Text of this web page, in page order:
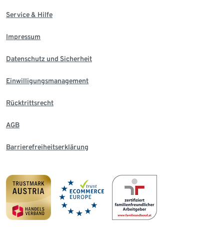
Service & Hilfe
Impressum
Datenschutz und Sicherheit
Einwilligungsmanagement
Rücktrittsrecht
AGB
Barrierefreiheitserklärung